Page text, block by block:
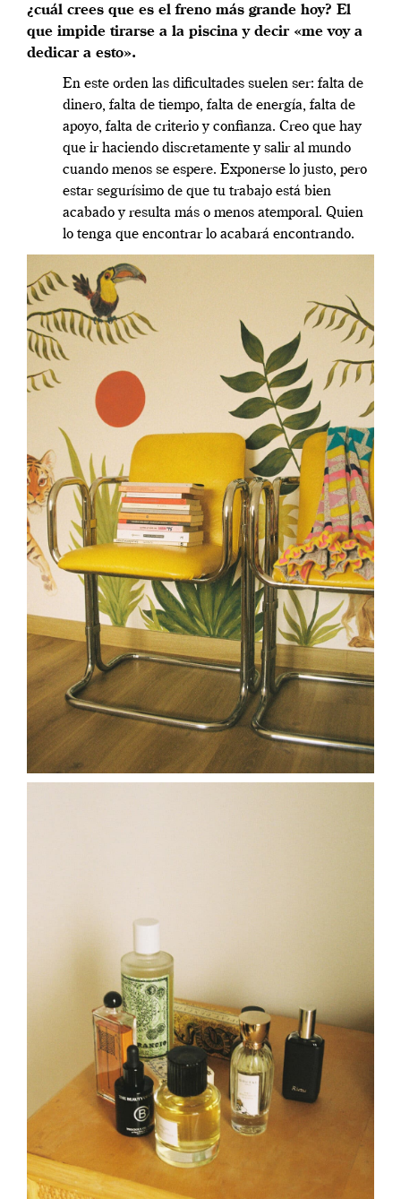
¿cuál crees que es el freno más grande hoy? El
que impide tirarse a la piscina y decir «me voy a
dedicar a esto».
En este orden las dificultades suelen ser: falta de
dinero, falta de tiempo, falta de energía, falta de
apoyo, falta de criterio y confianza. Creo que hay
que ir haciendo discretamente y salir al mundo
cuando menos se espere. Exponerse lo justo, pero
estar segurísimo de que tu trabajo está bien
acabado y resulta más o menos atemporal. Quien
lo tenga que encontrar lo acabará encontrando.